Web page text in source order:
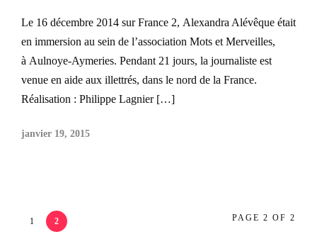
Le 16 décembre 2014 sur France 2, Alexandra Alévêque était
en immersion au sein de l’association Mots et Merveilles,
à Aulnoye-Aymeries. Pendant 21 jours, la journaliste est
venue en aide aux illettrés, dans le nord de la France.
Réalisation : Philippe Lagnier […]
janvier 19, 2015
1 2 PAGE 2 OF 2